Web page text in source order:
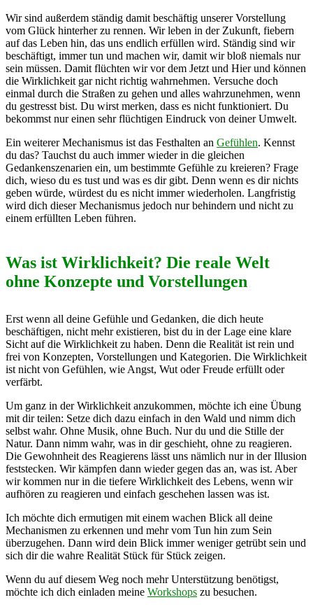
Wir sind außerdem ständig damit beschäftig unserer Vorstellung
vom Glück hinterher zu rennen. Wir leben in der Zukunft, fiebern
auf das Leben hin, das uns endlich erfüllen wird. Ständig sind wir
beschäftigt, immer tun und machen wir, damit wir bloß niemals nur
sein müssen. Damit flüchten wir vor dem Jetzt und Hier und können
die Wirklichkeit gar nicht richtig wahrnehmen. Versuche doch
einmal durch die Straßen zu gehen und alles wahrzunehmen, wenn
du gestresst bist. Du wirst merken, dass es nicht funktioniert. Du
bekommst nur einen sehr flüchtigen Eindruck von deiner Umwelt.
Ein weiterer Mechanismus ist das Festhalten an Gefühlen. Kennst
du das? Tauchst du auch immer wieder in die gleichen
Gedankenszenarien ein, um bestimmte Gefühle zu kreieren? Frage
dich, wieso du es tust und was es dir gibt. Denn wenn es dir nichts
geben würde, würdest du es nicht immer wiederholen. Langfristig
wird dich dieser Mechanismus jedoch nur behindern und nicht zu
einem erfüllten Leben führen.
Was ist Wirklichkeit? Die reale Welt
ohne Konzepte und Vorstellungen
Erst wenn all deine Gefühle und Gedanken, die dich heute
beschäftigen, nicht mehr existieren, bist du in der Lage eine klare
Sicht auf die Wirklichkeit zu haben. Denn die Realität ist rein und
frei von Konzepten, Vorstellungen und Kategorien. Die Wirklichkeit
ist nicht von Gefühlen, wie Angst, Wut oder Freude erfüllt oder
verfärbt.
Um ganz in der Wirklichkeit anzukommen, möchte ich eine Übung
mit dir teilen: Setze dich dazu einfach in den Wald und nimm dich
selbst wahr. Ohne Musik, ohne Buch. Nur du und die Stille der
Natur. Dann nimm wahr, was in dir geschieht, ohne zu reagieren.
Die Gewohnheit des Reagierens lässt uns nämlich nur in der Illusion
feststecken. Wir kämpfen dann wieder gegen das an, was ist. Aber
wir kommen nur in die tiefere Wirklichkeit des Lebens, wenn wir
aufhören zu reagieren und einfach geschehen lassen was ist.
Ich möchte dich ermutigen mit einem wachen Blick all deine
Mechanismen zu erkennen und mehr vom Tun hin zum Sein
überzugehen. Dann wird dein Blick immer weniger getrübt sein und
sich dir die wahre Realität Stück für Stück zeigen.
Wenn du auf diesem Weg noch mehr Unterstützung benötigst,
möchte ich dich einladen meine Workshops zu besuchen.